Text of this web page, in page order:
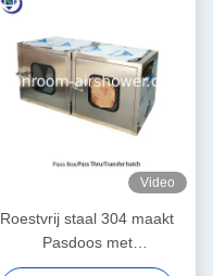
Video
Roestvrij staal 304 maakt
Pasdoos met
Mechanische/Elektrische